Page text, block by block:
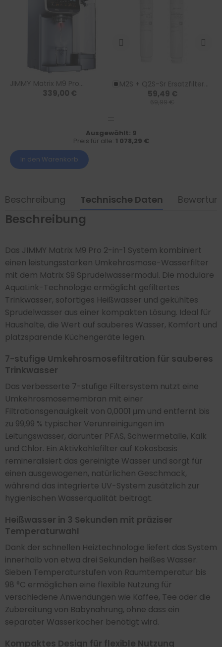
JIMMY Matrix M9 Pro
Modularer Umkehrosmose-
339,00 €
M2S + Q2S-Sr Ersatzfilter
59,49 €
Ausgewählt: 9
Preis für alle: 1 078,29 €
In den Warenkorb
Beschreibung Technische Daten
Beschreibung
Das JIMMY Matrix M9 Pro 2-in-1 System kombiniert
einen leistungsstarken Umkehrosmose-Wasserfilter
mit dem Matrix S9 Sprudelwassermodul. Die modulare
AquaLink-Technologie ermöglicht gefiltertes
Trinkwasser, sofortiges Heißwasser und gekühltes
Sprudelwasser aus einer kompakten Lösung. Ideal für
Haushalte, die Wert auf sauberes Wasser, Komfort und
platzsparende Küchengeräte legen.
7-stufige Umkehrosmosefiltration für sauberes
Trinkwasser
Das verbesserte 7-stufige Filtersystem nutzt eine
Umkehrosmosemembran mit einer
Filtrationsgenauigkeit von 0,0001 μm und entfernt bis
zu 99,99 % typischer Verunreinigungen im
Leitungswasser, darunter PFAS, Schwermetalle, Kalk
und Chlor. Ein Aktivkohlefilter auf Kokosbasis
remineralisiert das gereinigte Wasser und sorgt für
einen ausgewogenen, natürlichen Geschmack,
während das integrierte UV-System zusätzlich zur
hygienischen Wasserqualität beiträgt.
Heißwasser in 3 Sekunden mit präziser
Temperaturwahl
Dank der schnellen Heiztechnologie liefert das System
innerhalb von etwa drei Sekunden heißes Wasser.
Sieben Temperaturstufen von Raumtemperatur bis
98 °C ermöglichen eine flexible Nutzung für
verschiedene Anwendungen wie Kaffee, Tee oder die
Zubereitung von Babynahrung, ohne dass ein
separater Wasserkocher benötigt wird.
Kompaktes Design für flexible Nutzung